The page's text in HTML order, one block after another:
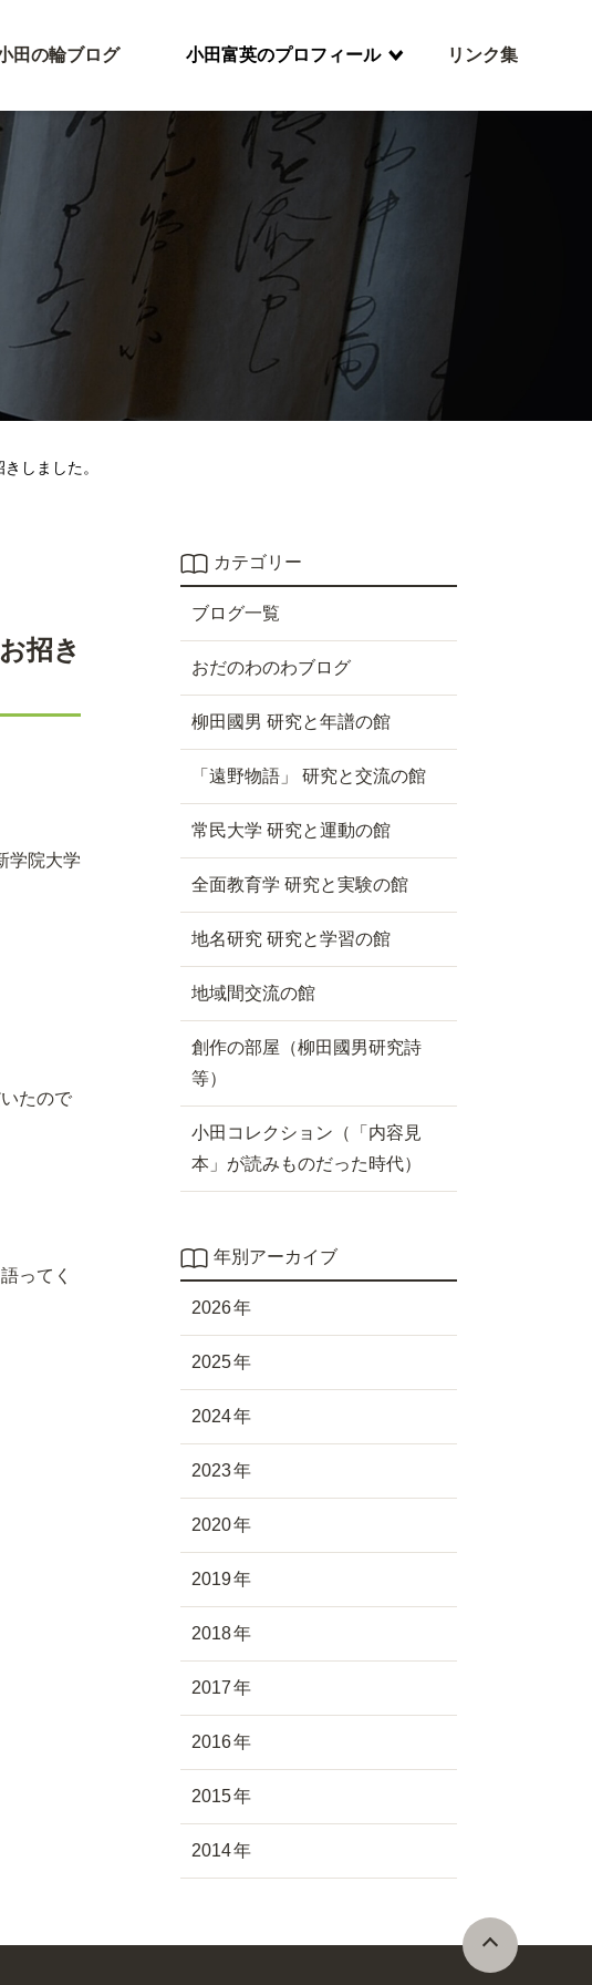
田の輪ブログ 小田富英のプロフィール リンク集
しました。
招き
学院大学
たので
ってく
カテゴリー
ブログ一覧
おだのわのわブログ
柳田國男 研究と年譜の館
「遠野物語」 研究と交流の館
常民大学 研究と運動の館
全面教育学 研究と実験の館
地名研究 研究と学習の館
地域間交流の館
創作の部屋（柳田國男研究詩
等）
小田コレクション（「内容見
本」が読みものだった時代）
年別アーカイブ
2026
2025
2024
2023
2020
2019
2018
2017
2016
2015
2014